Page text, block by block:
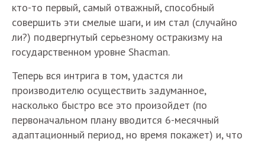
кто-то первый, самый отважный, способный
совершить эти смелые шаги, и им стал (случайно
ли?) подвергнутый серьезному остракизму на
государственном уровне Shacman.
Теперь вся интрига в том, удастся ли
производителю осуществить задуманное,
насколько быстро все это произойдет (по
первоначальном плану вводится 6-месячный
адаптационный период, но время покажет) и, что